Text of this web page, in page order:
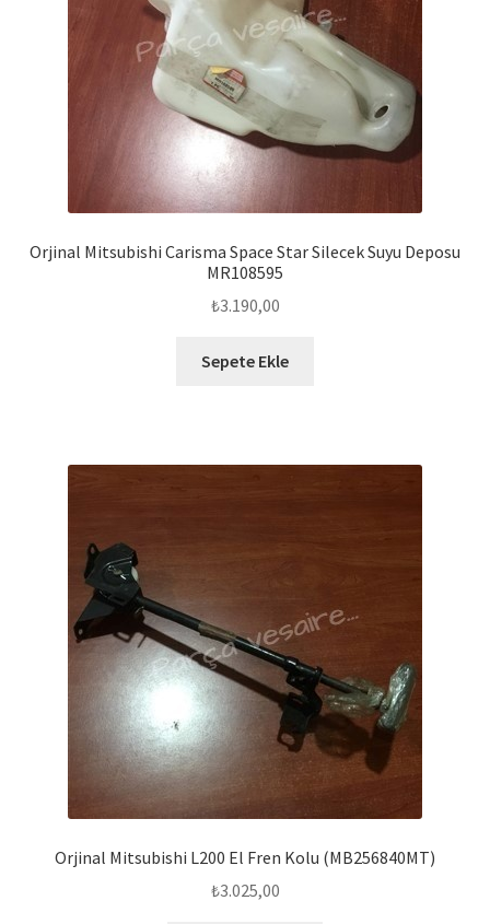
Orjinal Mitsubishi Carisma Space Star Silecek Suyu Deposu
MR108595
₺3.190,00
Sepete Ekle
Orjinal Mitsubishi L200 El Fren Kolu (MB256840MT)
₺3.025,00